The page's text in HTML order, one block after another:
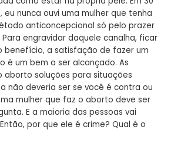
eu nunca ouvi uma mulher que tenha
anticoncepcional só pelo prazer
engravidar daquele canalha, ficar
benefício, a satisfação de fazer um
é um bem a ser alcançado. As
aborto soluções para situações
não deveria ser se você é contra ou
mulher que faz o aborto deve ser
E a maioria das pessoas vai
por que ele é crime? Qual é o